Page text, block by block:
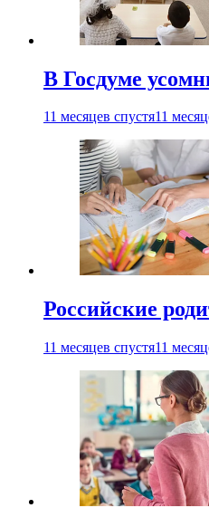
В Госдуме
11 месяцев спустя11
Российские
11 месяцев спустя11